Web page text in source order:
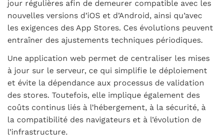
jour régulières afin de demeurer compatible avec les
nouvelles versions d’iOS et d’Android, ainsi qu’avec
les exigences des App Stores. Ces évolutions peuvent
entraîner des ajustements techniques périodiques.
Une application web permet de centraliser les mises
à jour sur le serveur, ce qui simplifie le déploiement
et évite la dépendance aux processus de validation
des stores. Toutefois, elle implique également des
coûts continus liés à l’hébergement, à la sécurité, à
la compatibilité des navigateurs et à l’évolution de
l’infrastructure.